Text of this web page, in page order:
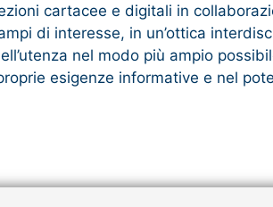
cartacee e digitali in
di interesse, in un’ottica
nel modo più ampio
esigenze informative e nel